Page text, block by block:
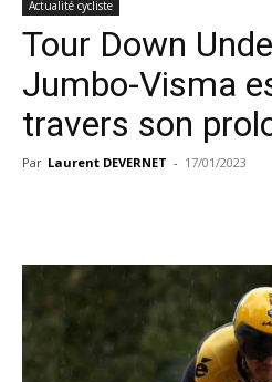
Actualité cycliste
Tour Down
Jumbo-Visma
travers son
Par Laurent DEVERNET - 17/01/2023